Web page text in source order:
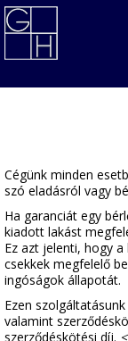
Cégünk minden
szó eladásról vagy
Ha garanciát egy
kiadott lakást
Ez azt jelenti, hogy
csekkek megfelelő
ingóságok állapotát.
Ezen
valamint
szerződéskötési díj.